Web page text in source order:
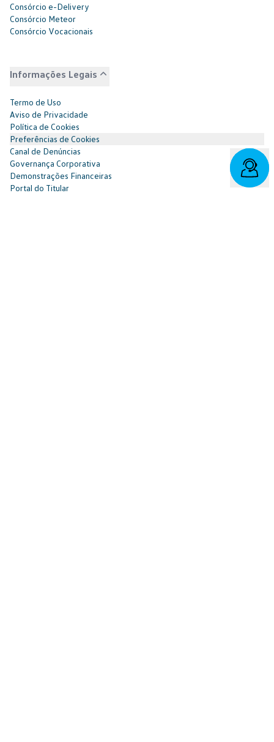
Consórcio e-Delivery
Consórcio Meteor
Consórcio Vocacionais
Informações Legais
Termo de Uso
Aviso de Privacidade
Política de Cookies
Preferências de Cookies
Canal de Denúncias
Governança Corporativa
Demonstrações Financeiras
Portal do Titular